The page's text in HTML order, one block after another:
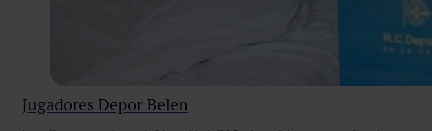
Jugadores Depor Belen